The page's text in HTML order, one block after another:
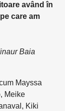
având în
care am
Baia
Mayssa
Meike
Kiki